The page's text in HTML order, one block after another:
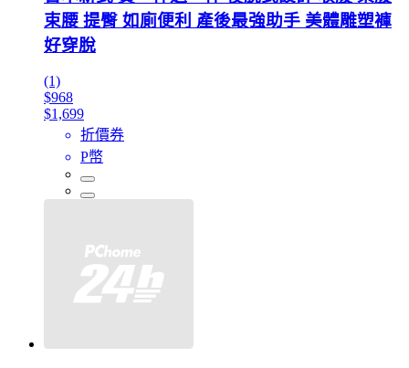
束腰 提臀 如廁便利 產後最強助手 美體雕塑褲
好穿脫
(1)
$968
$1,699
折價券
P幣